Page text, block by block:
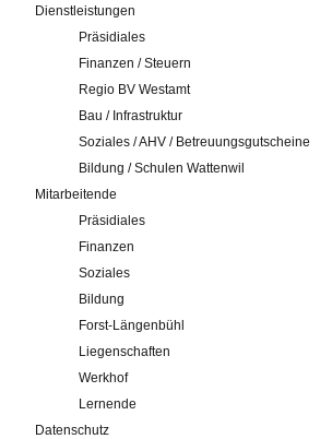
Dienstleistungen
Präsidiales
Finanzen / Steuern
Regio BV Westamt
Bau / Infrastruktur
Soziales / AHV / Betreuungsgutscheine
Bildung / Schulen Wattenwil
Mitarbeitende
Präsidiales
Finanzen
Soziales
Bildung
Forst-Längenbühl
Liegenschaften
Werkhof
Lernende
Datenschutz